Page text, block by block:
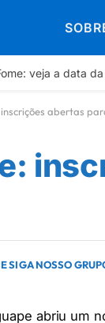
veja a data
abertas
SIGA NOSSO
abriu um